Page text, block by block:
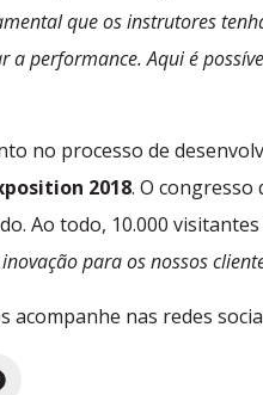
que os instrutores
performance. Aqui é
no processo de
2018. O congresso
Ao todo, 10.000
para os nossos
nas redes